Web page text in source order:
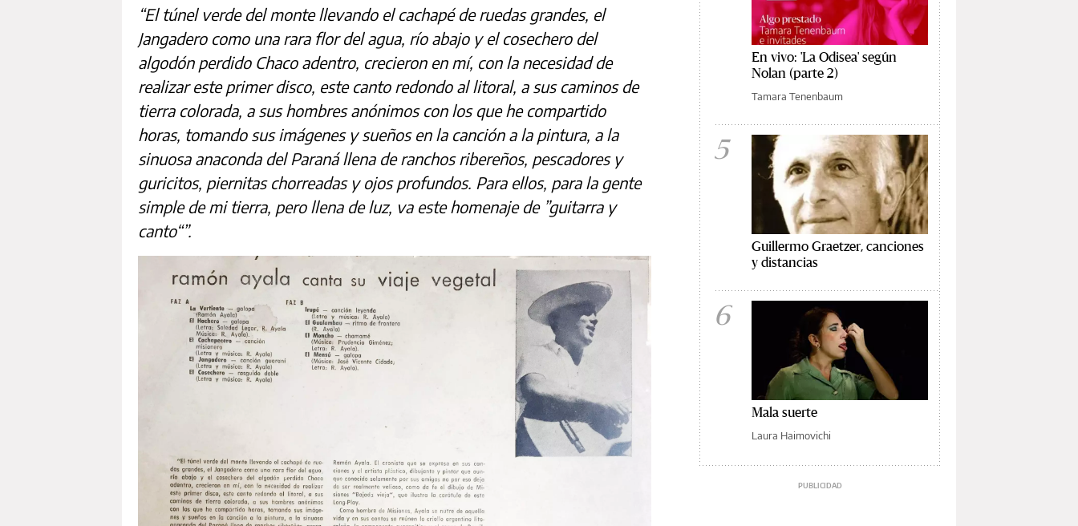
“El túnel verde del monte llevando el cachapé de ruedas grandes, el
Jangadero como una rara flor del agua, río abajo y el cosechero del
algodón perdido Chaco adentro, crecieron en mí, con la necesidad de
realizar este primer disco, este canto redondo al litoral, a sus caminos de
tierra colorada, a sus hombres anónimos con los que he compartido
horas, tomando sus imágenes y sueños en la canción a la pintura, a la
sinuosa anaconda del Paraná llena de ranchos ribereños, pescadores y
guricitos, piernitas chorreadas y ojos profundos. Para ellos, para la gente
simple de mi tierra, pero llena de luz, va este homenaje de ”guitarra y
canto“”.
En vivo: 'La Odisea' según
Nolan (parte 2)
Tamara Tenenbaum
5
Guillermo Graetzer, canciones
y distancias
6
Mala suerte
Laura Haimovichi